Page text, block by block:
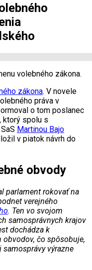
volebného zákona.
zákona. V novele
práva v
o tom poslanec
, ktorý spolu s
Martinou Bajo
v piatok návrh do
obvody
parlament rokovať na
verejného
. Ten vo svojom
samosprávnych krajov
dochádza k
čo spôsobuje,
výrazne